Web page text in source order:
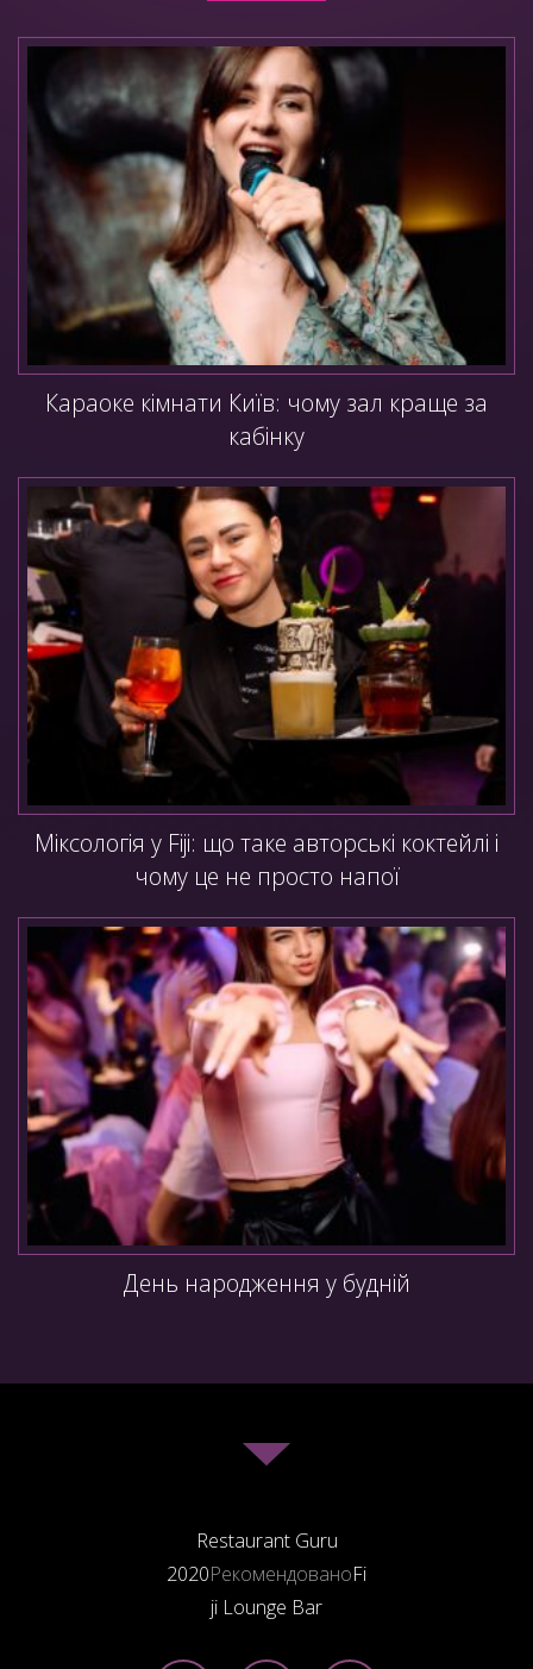
Караоке кімнати Київ: чому зал краще за
кабінку
Міксологія у Fiji: що таке авторські коктейлі і
чому це не просто напої
День народження у будній
Restaurant Guru
2020РекомендованоFi
ji Lounge Bar